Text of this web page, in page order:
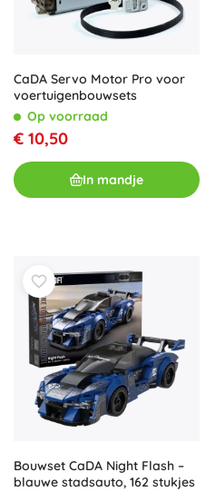
CaDA Servo Motor Pro voor
voertuigenbouwsets
Op voorraad
€ 10,50
In mandje
Bouwset CaDA Night Flash –
blauwe stadsauto, 162 stukjes